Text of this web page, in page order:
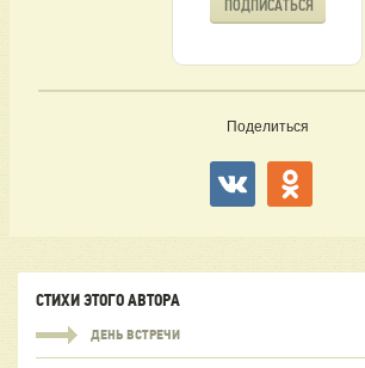
ПОДПИСАТЬСЯ
Поделиться
СТИХИ ЭТОГО АВТОРА
ДЕНЬ ВСТРЕЧИ